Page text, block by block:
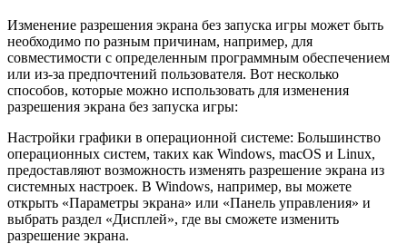
Изменение разрешения экрана без запуска игры может быть
необходимо по разным причинам, например, для
совместимости с определенным программным обеспечением
или из-за предпочтений пользователя. Вот несколько
способов, которые можно использовать для изменения
разрешения экрана без запуска игры:
Настройки графики в операционной системе: Большинство
операционных систем, таких как Windows, macOS и Linux,
предоставляют возможность изменять разрешение экрана из
системных настроек. В Windows, например, вы можете
открыть «Параметры экрана» или «Панель управления» и
выбрать раздел «Дисплей», где вы сможете изменить
разрешение экрана.